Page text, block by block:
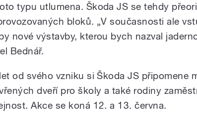
typu utlumena. Škoda JS se tehdy
bloků. „V současnosti ale
nové výstavby, kterou bych nazval
Bednář.
od svého vzniku si Škoda JS připomene
dveří pro školy a také rodiny
Akce se koná 12. a 13. června.